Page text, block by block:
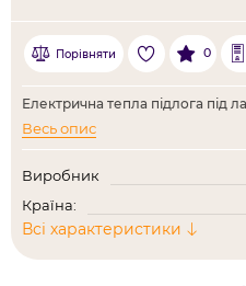
Порівняти 0
Електрична тепла підлога під
Весь опис
Виробник
Країна:
Всі характеристики